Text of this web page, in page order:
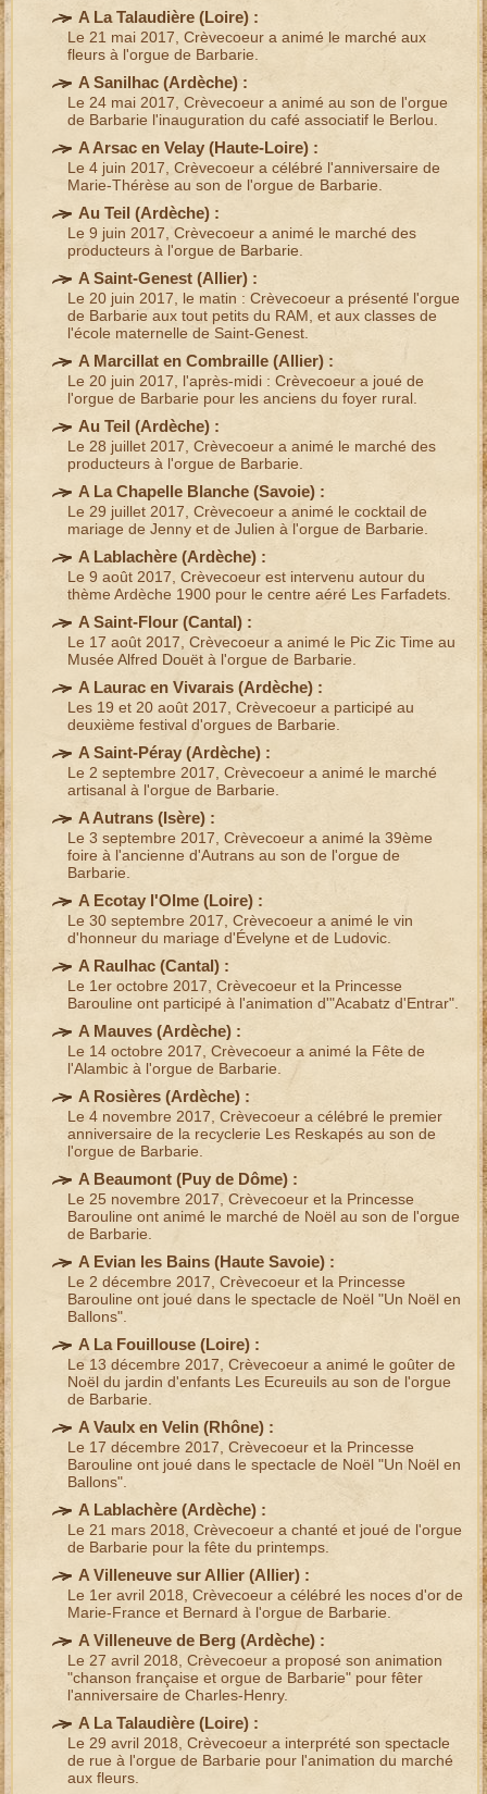
A La Talaudière (Loire) :
Le 21 mai 2017, Crèvecoeur a animé le marché aux
fleursà l'orgue de Barbarie.
A Sanilhac (Ardèche) :
Le 24 mai 2017, Crèvecoeur a animé au son de l'orgue
de Barbarie l'inauguration du café associatif le Berlou.
A Arsac en Velay (Haute-Loire) :
Le 4 juin 2017, Crèvecoeur a célébré l'anniversaire de
Marie-Thérèse au son de l'orgue de Barbarie.
Au Teil (Ardèche) :
Le 9 juin 2017, Crèvecoeur a animé le marché des
producteursà l'orgue de Barbarie.
A Saint-Genest (Allier) :
Le 20 juin 2017, le matin : Crèvecoeur a présenté l'orgue
de Barbarie aux tout petits du RAM, et aux classes de
l'école maternellede Saint-Genest.
A Marcillat en Combraille (Allier) :
Le 20 juin 2017, l'après-midi : Crèvecoeur a joué de
l'orgue de Barbariepour les anciens du foyer rural.
Au Teil (Ardèche) :
Le 28 juillet 2017, Crèvecoeur a animé le marché des
producteursà l'orgue de Barbarie.
A La Chapelle Blanche (Savoie) :
Le 29 juillet 2017, Crèvecoeur a animé le cocktail de
mariage de Jenny et de Julien à l'orgue de Barbarie.
A Lablachère (Ardèche) :
Le 9 août 2017, Crèvecoeur est intervenu autour du
thème Ardèche 1900pour le centre aéré Les Farfadets.
A Saint-Flour (Cantal) :
Le 17 août 2017, Crèvecoeur a animé le Pic Zic Time au
Musée Alfred Douëtà l'orgue de Barbarie.
A Laurac en Vivarais (Ardèche) :
Les 19 et 20 août 2017, Crèvecoeur a participé au
deuxième festival d'orgues de Barbarie.
A Saint-Péray (Ardèche) :
Le 2 septembre 2017, Crèvecoeur a animé le marché
artisanalà l'orgue de Barbarie.
A Autrans ( Isère) :
Le 3 septembre 2017, Crèvecoeur a animé la 39ème
foire à l'ancienne d'Autrans au son de l'orgue de
Barbarie.
A Ecotay l'Olme (Loire) :
Le 30 septembre 2017, Crèvecoeur a animé le vin
d'honneur du mariage d'Évelyne et de Ludovic.
A Raulhac (Cantal) :
Le 1er octobre 2017, Crèvecoeur et la Princesse
Barouline ont participé à l'animation d'"Acabatz d'Entrar".
A Mauves (Ardèche) :
Le 14 octobre 2017, Crèvecoeur a animé la Fête de
l'Alambicà l'orgue de Barbarie.
A Rosières (Ardèche) :
Le 4 novembre 2017, Crèvecoeur a célébré le premier
anniversaire de la recyclerie Les Reskapés au son de
l'orgue de Barbarie.
A Beaumont (Puy de Dôme) :
Le 25 novembre 2017, Crèvecoeur et la Princesse
Barouline ont animé le marché de Noëlau son de l'orgue
de Barbarie.
A Evian les Bains (Haute Savoie) :
Le 2 décembre 2017, Crèvecoeur et la Princesse
Barouline ont joué dans le spectacle de Noël"Un Noël en
Ballons".
A La Fouillouse (Loire) :
Le 13 décembre 2017, Crèvecoeur a animé le goûter de
Noëldu jardin d'enfants Les Ecureuils au son de l'orgue
de Barbarie.
A Vaulx en Velin (Rhône) :
Le 17 décembre 2017, Crèvecoeur et la Princesse
Barouline ont joué dans le spectacle de Noël"Un Noël en
Ballons".
A Lablachère (Ardèche) :
Le 21 mars 2018, Crèvecoeur a chanté et joué de l'orgue
de Barbarie pour la fête du printemps.
A Villeneuve sur Allier (Allier) :
Le 1er avril 2018, Crèvecoeur a célébré les noces d'orde
Marie-France et Bernard à l'orgue de Barbarie.
A Villeneuve de Berg (Ardèche) :
Le 27 avril 2018, Crèvecoeur a proposé son animation
"chanson française et orgue de Barbarie"pour fêter
l'anniversaire de Charles-Henry.
A La Talaudière (Loire) :
Le 29 avril 2018, Crèvecoeur a interprété son spectacle
de rue à l'orgue de Barbariepour l'animation du marché
aux fleurs.